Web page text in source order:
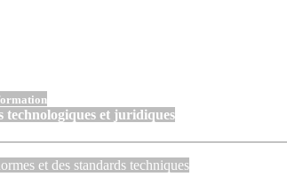
et juridiques
et des standards techniques